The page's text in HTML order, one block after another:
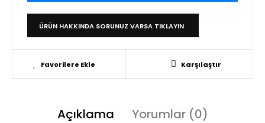
ÜRÜN HAKKINDA SORUNUZ VARSA TIKLAYIN
Favorilere Ekle Karşılaştır
Açıklama Yorumlar (0)